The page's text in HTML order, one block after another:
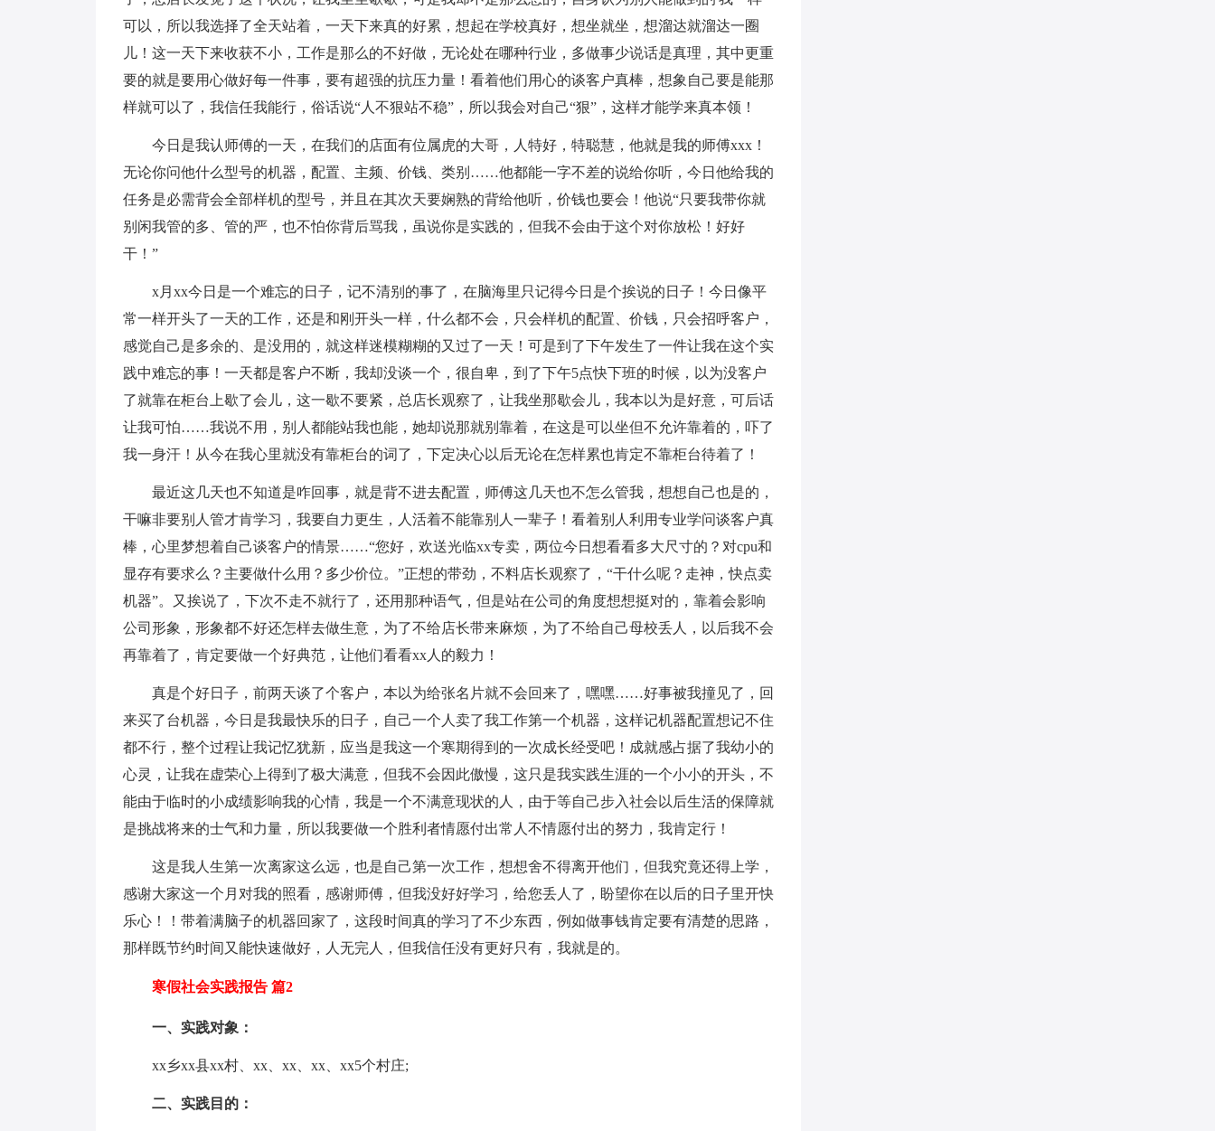
可以，所以我选择了全天站着，一天下来真的好累，想起在学校真好，想坐就坐，想溜达就溜达一圈
儿！这一天下来收获不小，工作是那么的不好做，无论处在哪种行业，多做事少说话是真理，其中更重
要的就是要用心做好每一件事，要有超强的抗压力量！看着他们用心的谈客户真棒，想象自己要是能那
样就可以了，我信任我能行，俗话说“人不狠站不稳”，所以我会对自己“狠”，这样才能学来真本领！
今日是我认师傅的一天，在我们的店面有位属虎的大哥，人特好，特聪慧，他就是我的师傅xxx！
无论你问他什么型号的机器，配置、主频、价钱、类别……他都能一字不差的说给你听，今日他给我的
任务是必需背会全部样机的型号，并且在其次天要娴熟的背给他听，价钱也要会！他说“只要我带你就
别闲我管的多、管的严，也不怕你背后骂我，虽说你是实践的，但我不会由于这个对你放松！好好
干！”
x月xx今日是一个难忘的日子，记不清别的事了，在脑海里只记得今日是个挨说的日子！今日像平
常一样开头了一天的工作，还是和刚开头一样，什么都不会，只会样机的配置、价钱，只会招呼客户，
感觉自己是多余的、是没用的，就这样迷模糊糊的又过了一天！可是到了下午发生了一件让我在这个实
践中难忘的事！一天都是客户不断，我却没谈一个，很自卑，到了下午5点快下班的时候，以为没客户
了就靠在柜台上歇了会儿，这一歇不要紧，总店长观察了，让我坐那歇会儿，我本以为是好意，可后话
让我可怕……我说不用，别人都能站我也能，她却说那就别靠着，在这是可以坐但不允许靠着的，吓了
我一身汗！从今在我心里就没有靠柜台的词了，下定决心以后无论在怎样累也肯定不靠柜台待着了！
最近这几天也不知道是咋回事，就是背不进去配置，师傅这几天也不怎么管我，想想自己也是的，
干嘛非要别人管才肯学习，我要自力更生，人活着不能靠别人一辈子！看着别人利用专业学问谈客户真
棒，心里梦想着自己谈客户的情景……“您好，欢送光临xx专卖，两位今日想看看多大尺寸的？对cpu和
显存有要求么？主要做什么用？多少价位。”正想的带劲，不料店长观察了，“干什么呢？走神，快点卖
机器”。又挨说了，下次不走不就行了，还用那种语气，但是站在公司的角度想想挺对的，靠着会影响
公司形象，形象都不好还怎样去做生意，为了不给店长带来麻烦，为了不给自己母校丢人，以后我不会
再靠着了，肯定要做一个好典范，让他们看看xx人的毅力！
真是个好日子，前两天谈了个客户，本以为给张名片就不会回来了，嘿嘿……好事被我撞见了，回
来买了台机器，今日是我最快乐的日子，自己一个人卖了我工作第一个机器，这样记机器配置想记不住
都不行，整个过程让我记忆犹新，应当是我这一个寒期得到的一次成长经受吧！成就感占据了我幼小的
心灵，让我在虚荣心上得到了极大满意，但我不会因此傲慢，这只是我实践生涯的一个小小的开头，不
能由于临时的小成绩影响我的心情，我是一个不满意现状的人，由于等自己步入社会以后生活的保障就
是挑战将来的士气和力量，所以我要做一个胜利者情愿付出常人不情愿付出的努力，我肯定行！
这是我人生第一次离家这么远，也是自己第一次工作，想想舍不得离开他们，但我究竟还得上学，
感谢大家这一个月对我的照看，感谢师傅，但我没好好学习，给您丢人了，盼望你在以后的日子里开快
乐心！！带着满脑子的机器回家了，这段时间真的学习了不少东西，例如做事钱肯定要有清楚的思路，
那样既节约时间又能快速做好，人无完人，但我信任没有更好只有，我就是的。
寒假社会实践报告 篇2
一、实践对象：
xx乡xx县xx村、xx、xx、xx、xx5个村庄;
二、实践目的：